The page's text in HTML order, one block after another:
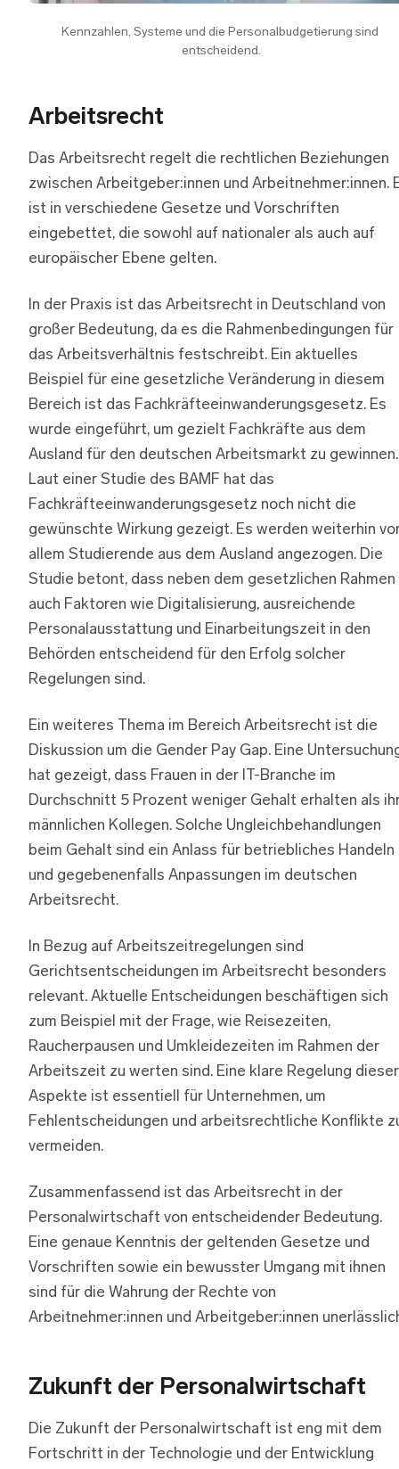
Kennzahlen, Systeme und die Personalbudgetierung sind
entscheidend.
Arbeitsrecht
Das Arbeitsrecht regelt die rechtlichen Beziehungen
zwischen Arbeitgeber:innen und Arbeitnehmer:innen.
ist in verschiedene Gesetze und Vorschriften
eingebettet, die sowohl auf nationaler als auch auf
europäischer Ebene gelten.
In der Praxis ist das Arbeitsrecht in Deutschland von
großer Bedeutung, da es die Rahmenbedingungen für
das Arbeitsverhältnis festschreibt. Ein aktuelles
Beispiel für eine gesetzliche Veränderung in diesem
Bereich ist das Fachkräfteeinwanderungsgesetz. Es
wurde eingeführt, um gezielt Fachkräfte aus dem
Ausland für den deutschen Arbeitsmarkt zu gewinnen.
Laut einer Studie des BAMF hat das
Fachkräfteeinwanderungsgesetz noch nicht die
gewünschte Wirkung gezeigt. Es werden weiterhin
allem Studierende aus dem Ausland angezogen. Die
Studie betont, dass neben dem gesetzlichen Rahmen
auch Faktoren wie Digitalisierung, ausreichende
Personalausstattung und Einarbeitungszeit in den
Behörden entscheidend für den Erfolg solcher
Regelungen sind.
Ein weiteres Thema im Bereich Arbeitsrecht ist die
Diskussion um die Gender Pay Gap. Eine
hat gezeigt, dass Frauen in der IT-Branche im
Durchschnitt 5 Prozent weniger Gehalt erhalten als
männlichen Kollegen. Solche Ungleichbehandlungen
beim Gehalt sind ein Anlass für betriebliches Handeln
und gegebenenfalls Anpassungen im deutschen
Arbeitsrecht.
In Bezug auf Arbeitszeitregelungen sind
Gerichtsentscheidungen im Arbeitsrecht besonders
relevant. Aktuelle Entscheidungen beschäftigen sich
zum Beispiel mit der Frage, wie Reisezeiten,
Raucherpausen und Umkleidezeiten im Rahmen der
Arbeitszeit zu werten sind. Eine klare Regelung dieser
Aspekte ist essentiell für Unternehmen, um
Fehlentscheidungen und arbeitsrechtliche Konflikte
vermeiden.
Zusammenfassend ist das Arbeitsrecht in der
Personalwirtschaft von entscheidender Bedeutung.
Eine genaue Kenntnis der geltenden Gesetze und
Vorschriften sowie ein bewusster Umgang mit ihnen
sind für die Wahrung der Rechte von
Arbeitnehmer:innen und Arbeitgeber:innen
Zukunft der Personalwirtschaft
Die Zukunft der Personalwirtschaft ist eng mit dem
Fortschritt in der Technologie und der Entwicklung